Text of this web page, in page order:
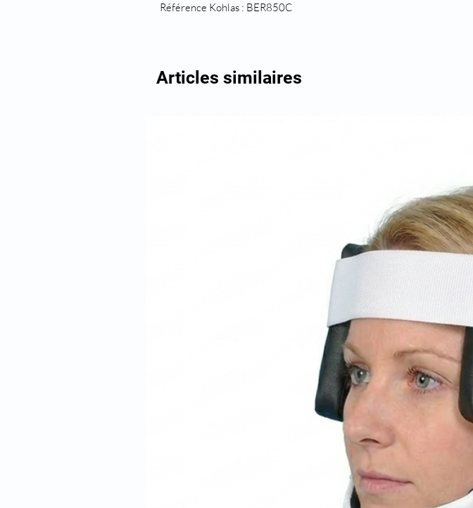
Référence Kohlas : BER850C
Articles similaires